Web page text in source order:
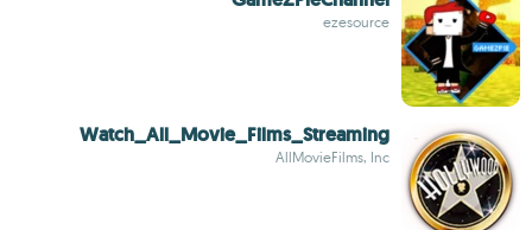
ezesource
Watch_All_Movie_Films_Streaming
AllMovieFilms, Inc